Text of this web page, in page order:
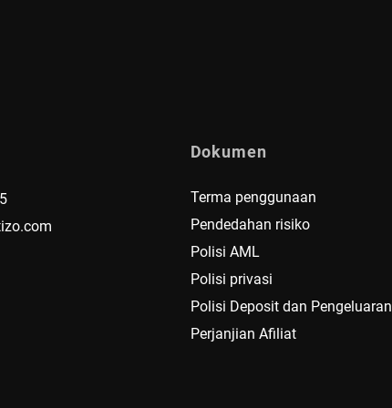
Dokumen
Terma penggunaan
Pendedahan risiko
Polisi AML
Polisi privasi
Polisi Deposit dan Pengeluaran
Perjanjian Afiliat